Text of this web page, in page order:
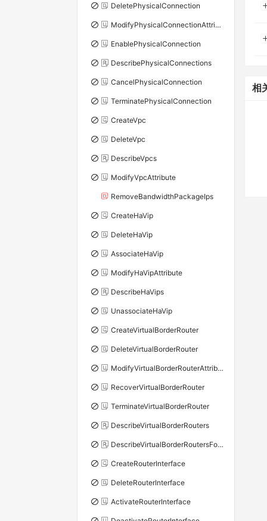
DeletePhysicalConnection
ModifyPhysicalConnectionAttribute
EnablePhysicalConnection
DescribePhysicalConnections
CancelPhysicalConnection
TerminatePhysicalConnection
CreateVpc
DeleteVpc
DescribeVpcs
ModifyVpcAttribute
RemoveBandwidthPackageIps
CreateHaVip
DeleteHaVip
AssociateHaVip
ModifyHaVipAttribute
DescribeHaVips
UnassociateHaVip
CreateVirtualBorderRouter
DeleteVirtualBorderRouter
ModifyVirtualBorderRouterAttribute
RecoverVirtualBorderRouter
TerminateVirtualBorderRouter
DescribeVirtualBorderRouters
DescribeVirtualBorderRoutersForPhysicalConnection
CreateRouterInterface
DeleteRouterInterface
ActivateRouterInterface
相